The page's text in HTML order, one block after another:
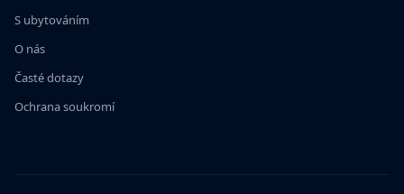
S ubytováním
O nás
Časté dotazy
Ochrana soukromí